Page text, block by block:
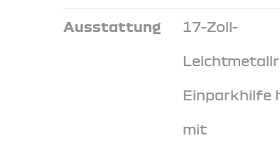
Ausstattung 17-Zoll-
Einparkhilfe
mit